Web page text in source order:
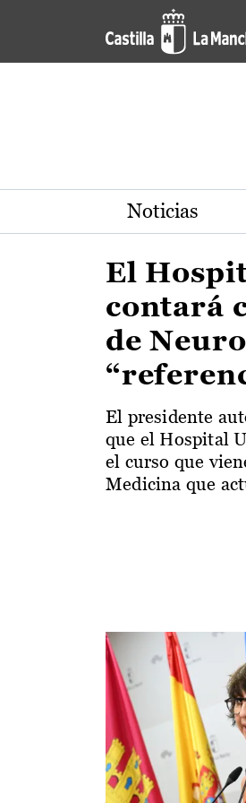
Pasar al contenido principal
Actualidad de la
Noticias
El
contará
de
El presidente
que el Hospital
el curso que
Medicina que